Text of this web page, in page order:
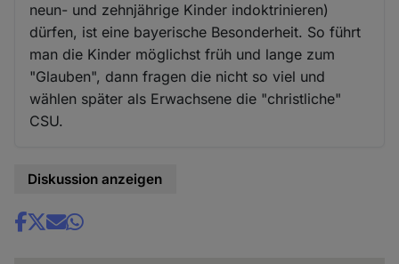
neun- und zehnjährige Kinder indoktrinieren)
dürfen, ist eine bayerische Besonderheit. So führt
man die Kinder möglichst früh und lange zum
"Glauben", dann fragen die nicht so viel und
wählen später als Erwachsene die "christliche"
CSU.
Diskussion anzeigen
Share